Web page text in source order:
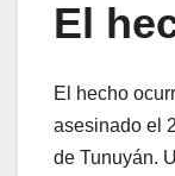
El
El hecho
asesinado el
de Tunuyán.